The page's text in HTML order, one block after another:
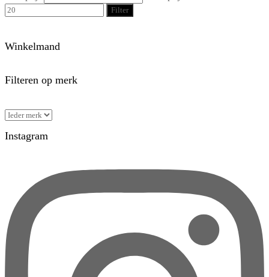
Filter
Winkelmand
Filteren op merk
Instagram